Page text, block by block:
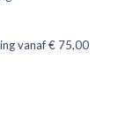
vanaf € 75,00